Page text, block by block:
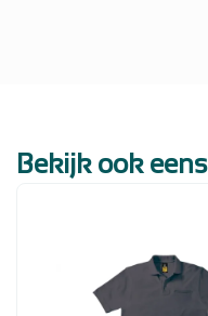
Bekijk ook eens